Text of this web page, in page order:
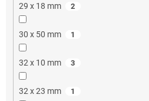
29 x 18 mm 2
30 x 50 mm 1
32 x 10 mm 3
32 x 23 mm 1